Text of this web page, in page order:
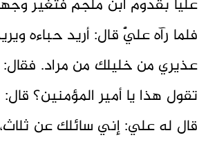
علياً بقدوم ابن ملجم فتغيَّر
فلما رآه عليٌّ قال: أريد حباءه
عذيري من خليلك من مراد. فقال:
تقول هذا يا أمير المؤمنين؟
قال له علي: إني سائلك عن